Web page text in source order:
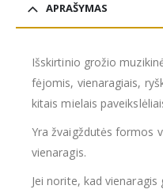
APRAŠYMAS
Išskirtinio grožio
fėjomis, vienaragiais,
kitais mielais
Yra žvaigždutės formos
vienaragis.
Jei norite, kad